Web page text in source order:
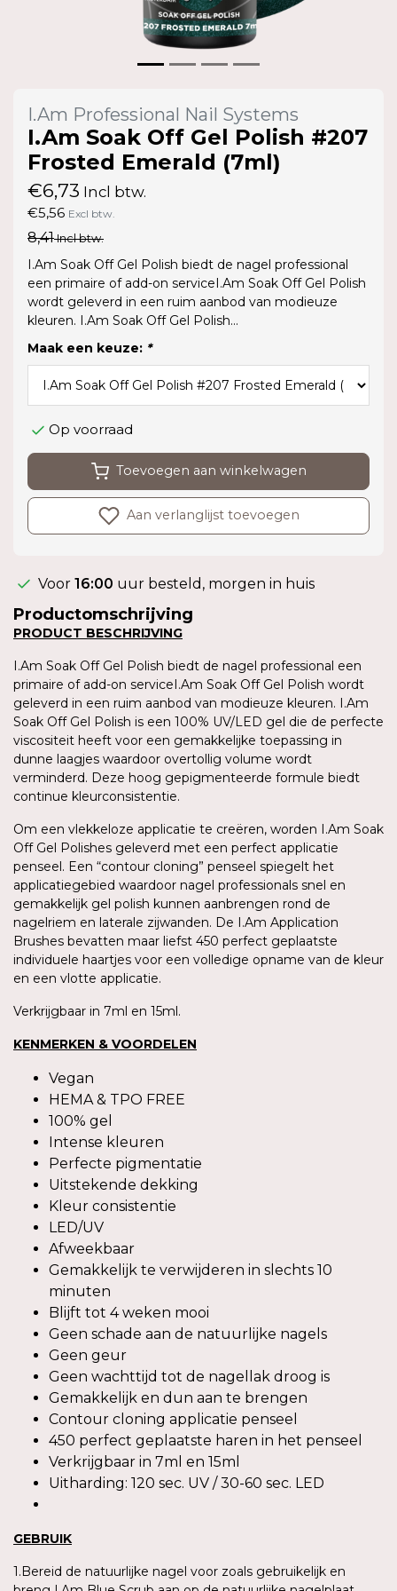
I.Am Professional Nail Systems
I.Am Soak Off Gel Polish #207
Frosted Emerald (7ml)
€6,73 Incl btw.
€5,56 Excl btw.
8,41Incl btw.
I.Am Soak Off Gel Polish biedt de nagel professional
een primaire of add-on serviceI.Am Soak Off Gel Polish
wordt geleverd in een ruim aanbod van modieuze
kleuren. I.Am Soak Off Gel Polish...
Maak een keuze: *
Op voorraad
Toevoegen aan winkelwagen
Aan verlanglijst toevoegen
Voor 16:00 uur besteld, morgen in huis
Productomschrijving
PRODUCT BESCHRIJVING
I.Am Soak Off Gel Polish biedt de nagel professional een
primaire of add-on serviceI.Am Soak Off Gel Polish wordt
geleverd in een ruim aanbod van modieuze kleuren. I.Am
Soak Off Gel Polish is een 100% UV/LED gel die de perfecte
viscositeit heeft voor een gemakkelijke toepassing in
dunne laagjes waardoor overtollig volume wordt
verminderd. Deze hoog gepigmenteerde formule biedt
continue kleurconsistentie.
Om een vlekkeloze applicatie te creëren, worden I.Am Soak
Off Gel Polishes geleverd met een perfect applicatie
penseel. Een “contour cloning” penseel spiegelt het
applicatiegebied waardoor nagel professionals snel en
gemakkelijk gel polish kunnen aanbrengen rond de
nagelriem en laterale zijwanden. De I.Am Application
Brushes bevatten maar liefst 450 perfect geplaatste
individuele haartjes voor een volledige opname van de kleur
en een vlotte applicatie.
Verkrijgbaar in 7ml en 15ml.
KENMERKEN & VOORDELEN
Vegan
HEMA & TPO FREE
100% gel
Intense kleuren
Perfecte pigmentatie
Uitstekende dekking
Kleur consistentie
LED/UV
Afweekbaar
Gemakkelijk te verwijderen in slechts 10
minuten
Blijft tot 4 weken mooi
Geen schade aan de natuurlijke nagels
Geen geur
Geen wachttijd tot de nagellak droog is
Gemakkelijk en dun aan te brengen
Contour cloning applicatie penseel
450 perfect geplaatste haren in het penseel
Verkrijgbaar in 7ml en 15ml
Uitharding: 120 sec. UV / 30-60 sec. LED
GEBRUIK
1.Bereid de natuurlijke nagel voor zoals gebruikelijk en